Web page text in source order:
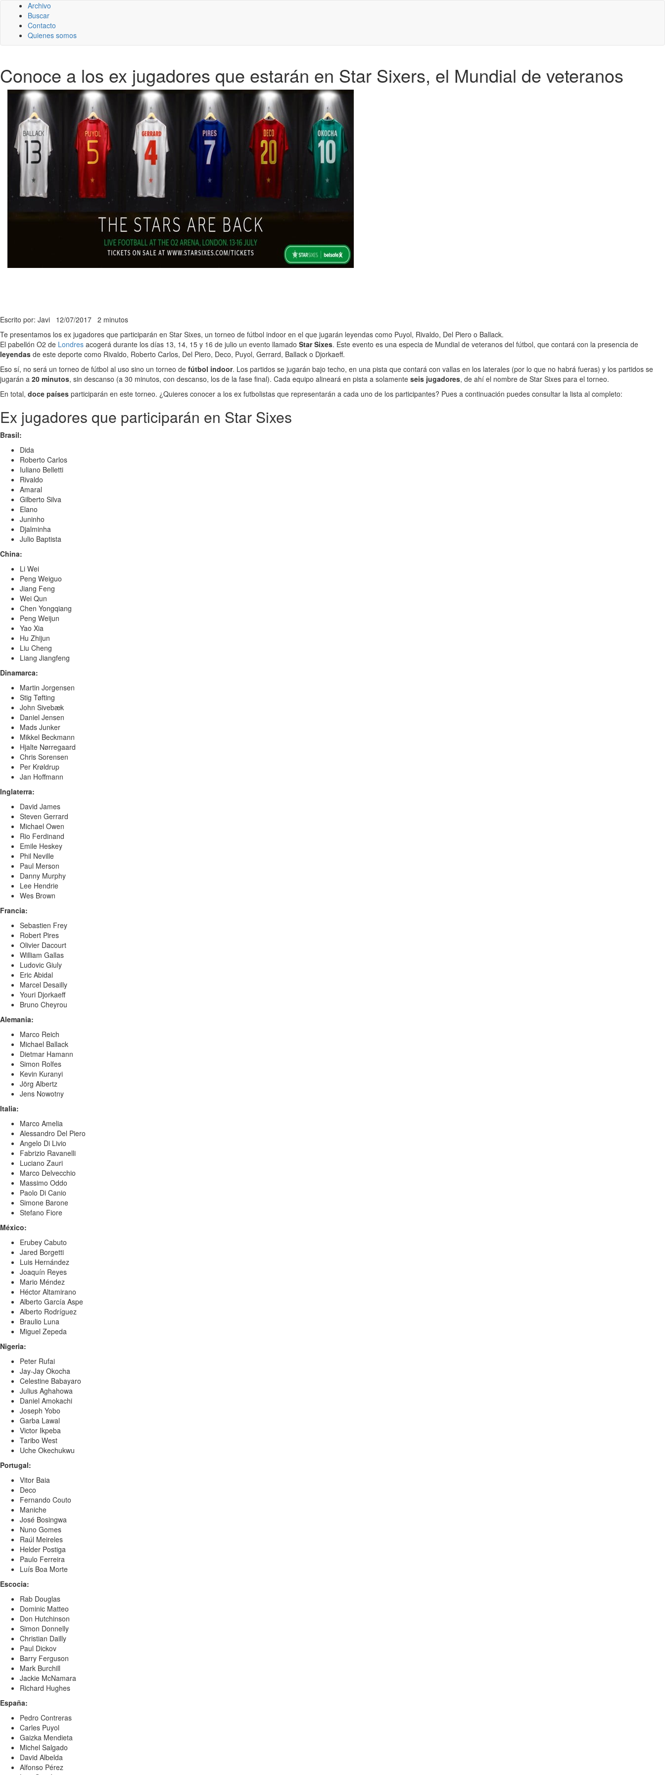
Archivo
Buscar
Contacto
Quienes somos
Conoce a los ex jugadores que estarán en Star Sixers, el Mundial de veteranos
Escrito por: Javi 12/07/2017 2 minutos
Te presentamos los ex jugadores que participarán en Star Sixes, un torneo de fútbol indoor en el que jugarán leyendas como Puyol, Rivaldo, Del Piero o Ballack.
El pabellón O2 de Londres acogerá durante los días 13, 14, 15 y 16 de julio un evento llamado Star Sixes. Este evento es una especia de Mundial de veteranos del fútbol, que contará con la presencia de
leyendas de este deporte como Rivaldo, Roberto Carlos, Del Piero, Deco, Puyol, Gerrard, Ballack o Djorkaeff.
Eso sí, no será un torneo de fútbol al uso sino un torneo de fútbol indoor. Los partidos se jugarán bajo techo, en una pista que contará con vallas en los laterales (por lo que no habrá fueras) y los partidos se
jugarán a 20 minutos, sin descanso (a 30 minutos, con descanso, los de la fase final). Cada equipo alineará en pista a solamente seis jugadores, de ahí el nombre de Star Sixes para el torneo.
En total, doce países participarán en este torneo. ¿Quieres conocer a los ex futbolistas que representarán a cada uno de los participantes? Pues a continuación puedes consultar la lista al completo:
Ex jugadores que participarán en Star Sixes
Brasil:
Dida
Roberto Carlos
Iuliano Belletti
Rivaldo
Amaral
Gilberto Silva
Elano
Juninho
Djalminha
Julio Baptista
China:
Li Wei
Peng Weiguo
Jiang Feng
Wei Qun
Chen Yongqiang
Peng Weijun
Yao Xia
Hu Zhijun
Liu Cheng
Liang Jiangfeng
Dinamarca:
Martin Jorgensen
Stig Tøfting
John Sivebæk
Daniel Jensen
Mads Junker
Mikkel Beckmann
Hjalte Nørregaard
Chris Sorensen
Per Krøldrup
Jan Hoffmann
Inglaterra:
David James
Steven Gerrard
Michael Owen
Rio Ferdinand
Emile Heskey
Phil Neville
Paul Merson
Danny Murphy
Lee Hendrie
Wes Brown
Francia:
Sebastien Frey
Robert Pires
Olivier Dacourt
William Gallas
Ludovic Giuly
Eric Abidal
Marcel Desailly
Youri Djorkaeff
Bruno Cheyrou
Alemania:
Marco Reich
Michael Ballack
Dietmar Hamann
Simon Rolfes
Kevin Kuranyi
Jörg Albertz
Jens Nowotny
Italia:
Marco Amelia
Alessandro Del Piero
Angelo Di Livio
Fabrizio Ravanelli
Luciano Zauri
Marco Delvecchio
Massimo Oddo
Paolo Di Canio
Simone Barone
Stefano Fiore
México:
Erubey Cabuto
Jared Borgetti
Luis Hernández
Joaquín Reyes
Mario Méndez
Héctor Altamirano
Alberto García Aspe
Alberto Rodríguez
Braulio Luna
Miguel Zepeda
Nigeria:
Peter Rufai
Jay-Jay Okocha
Celestine Babayaro
Julius Aghahowa
Daniel Amokachi
Joseph Yobo
Garba Lawal
Victor Ikpeba
Taribo West
Uche Okechukwu
Portugal:
Vitor Baia
Deco
Fernando Couto
Maniche
José Bosingwa
Nuno Gomes
Raúl Meireles
Helder Postiga
Paulo Ferreira
Luís Boa Morte
Escocia:
Rab Douglas
Dominic Matteo
Don Hutchinson
Simon Donnelly
Christian Dailly
Paul Dickov
Barry Ferguson
Mark Burchill
Jackie McNamara
Richard Hughes
España:
Pedro Contreras
Carles Puyol
Gaizka Mendieta
Michel Salgado
David Albelda
Alfonso Pérez